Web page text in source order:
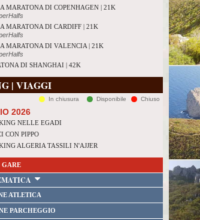
MARATONA DI COPENHAGEN | 21K
MARATONA DI CARDIFF | 21K
MARATONA DI VALENCIA | 21K
DI SHANGHAI | 42K
| VIAGGI
In chiusura Disponibile Chiuso
2026
NELLE EGADI
CON PIPPO
ALGERIA TASSILI N'AJJER
GARE
ATLETICA
PARCHEGGIO